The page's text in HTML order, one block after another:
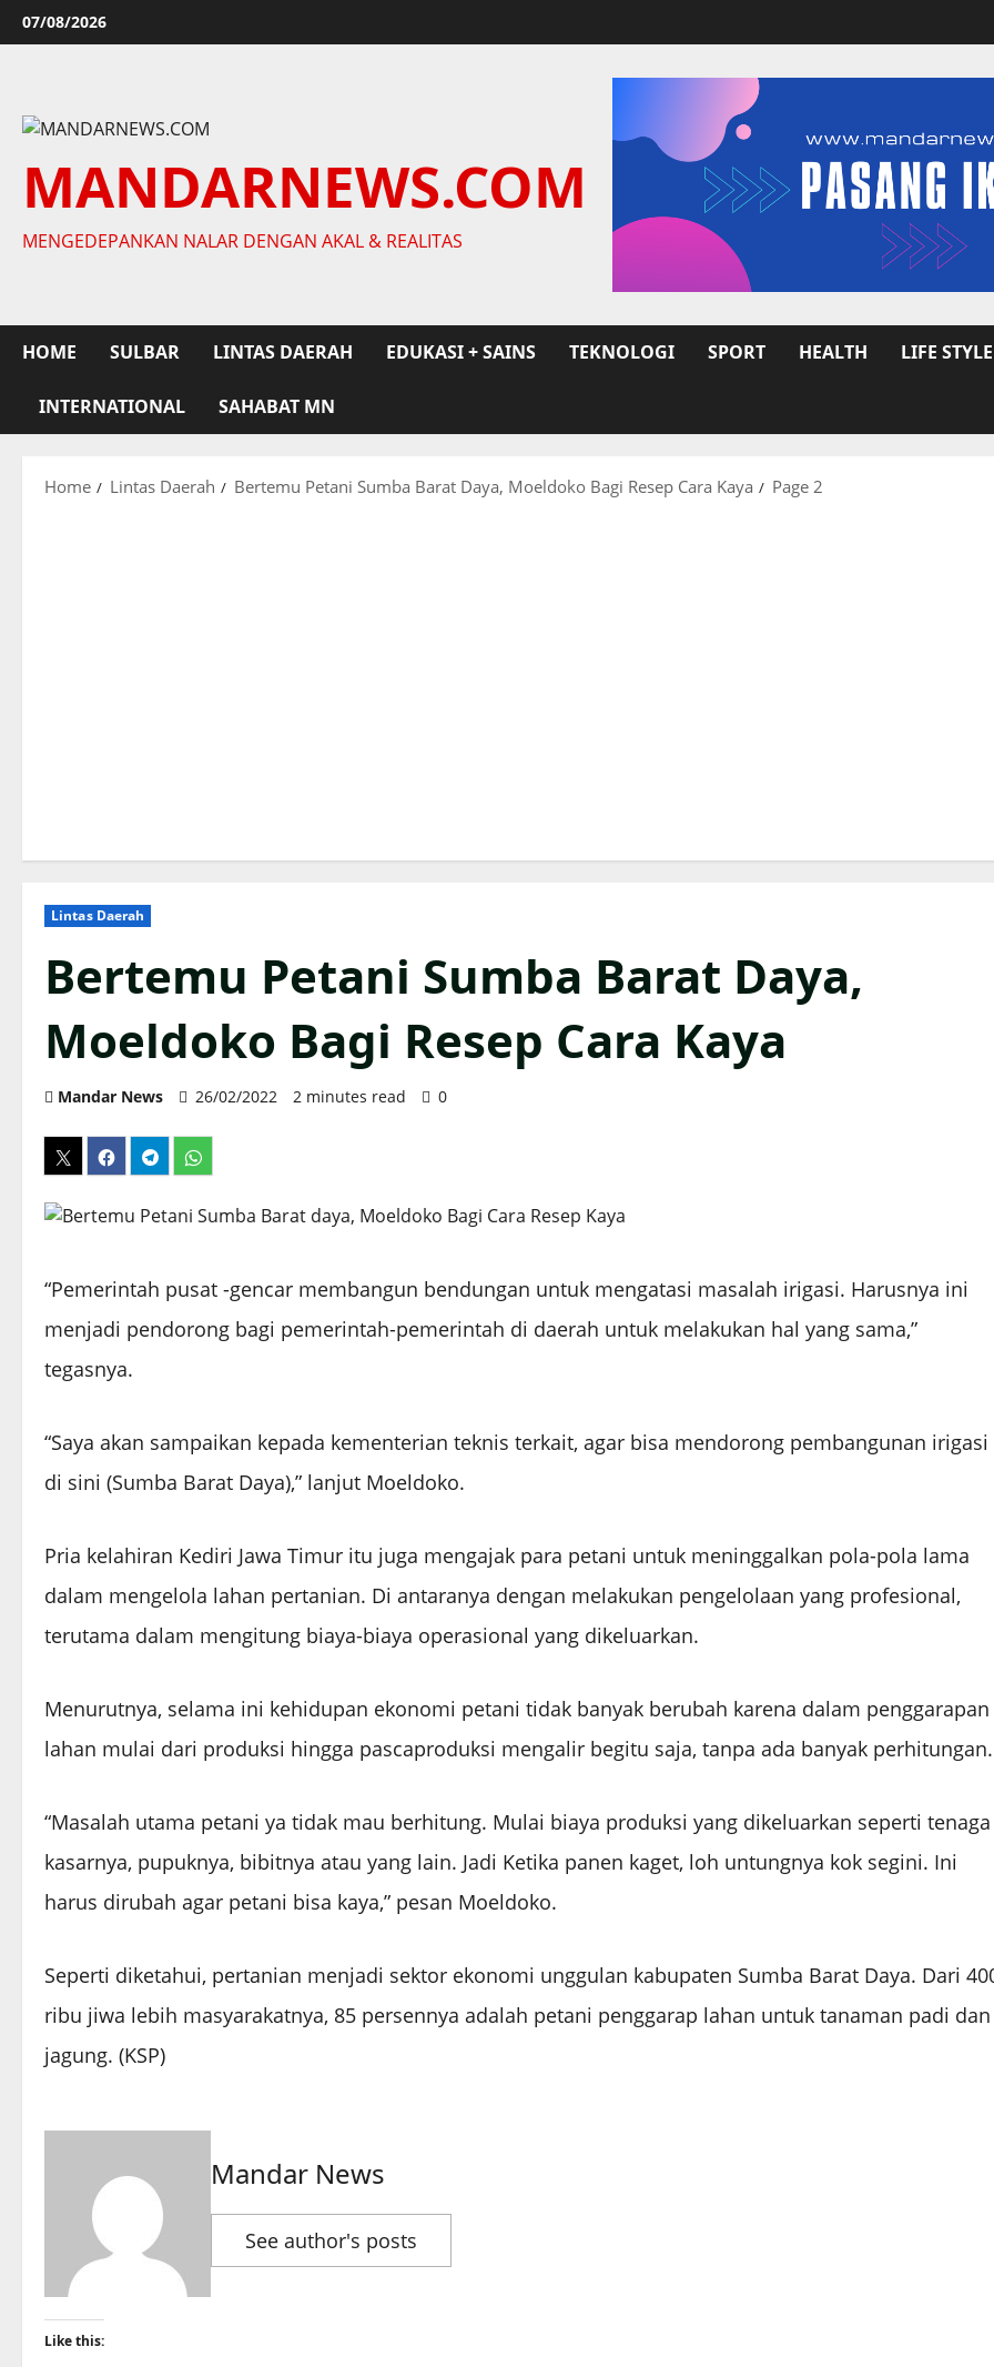
Skip
to
07/08/2026
MANDARNEWS.COM
MENGEDEPANKAN NALAR DENGAN AKAL & REALITAS
HOME SULBAR LINTAS DAERAH EDUKASI + SAINS TEKNOLOGI SPORT HEALTH LIFE STYLE
INTERNATIONAL SAHABAT MN
Home Lintas Daerah Bertemu Petani Sumba Barat Daya, Moeldoko Bagi Resep Cara Kaya Page 2
Lintas Daerah
Bertemu Petani Sumba Barat Daya,
Moeldoko Bagi Resep Cara Kaya
Mandar News 26/02/2022 2 minutes read 0
“Pemerintah pusat -gencar membangun bendungan untuk mengatasi masalah irigasi. Harusnya ini
menjadi pendorong bagi pemerintah-pemerintah di daerah untuk melakukan hal yang sama,”
tegasnya.
“Saya akan sampaikan kepada kementerian teknis terkait, agar bisa mendorong pembangunan irigasi
di sini (Sumba Barat Daya),” lanjut Moeldoko.
Pria kelahiran Kediri Jawa Timur itu juga mengajak para petani untuk meninggalkan pola-pola lama
dalam mengelola lahan pertanian. Di antaranya dengan melakukan pengelolaan yang profesional,
terutama dalam mengitung biaya-biaya operasional yang dikeluarkan.
Menurutnya, selama ini kehidupan ekonomi petani tidak banyak berubah karena dalam penggarapan
lahan mulai dari produksi hingga pascaproduksi mengalir begitu saja, tanpa ada banyak perhitungan.
“Masalah utama petani ya tidak mau berhitung. Mulai biaya produksi yang dikeluarkan seperti tenaga
kasarnya, pupuknya, bibitnya atau yang lain. Jadi Ketika panen kaget, loh untungnya kok segini. Ini
harus dirubah agar petani bisa kaya,” pesan Moeldoko.
Seperti diketahui, pertanian menjadi sektor ekonomi unggulan kabupaten Sumba Barat Daya. Dari
ribu jiwa lebih masyarakatnya, 85 persennya adalah petani penggarap lahan untuk tanaman padi dan
jagung. (KSP)
Mandar News
See author's posts
Like this: